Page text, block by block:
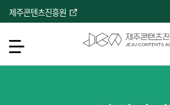
본
문
로
가
기
제주콘텐츠진흥원
메뉴열기
서브컨텐츠